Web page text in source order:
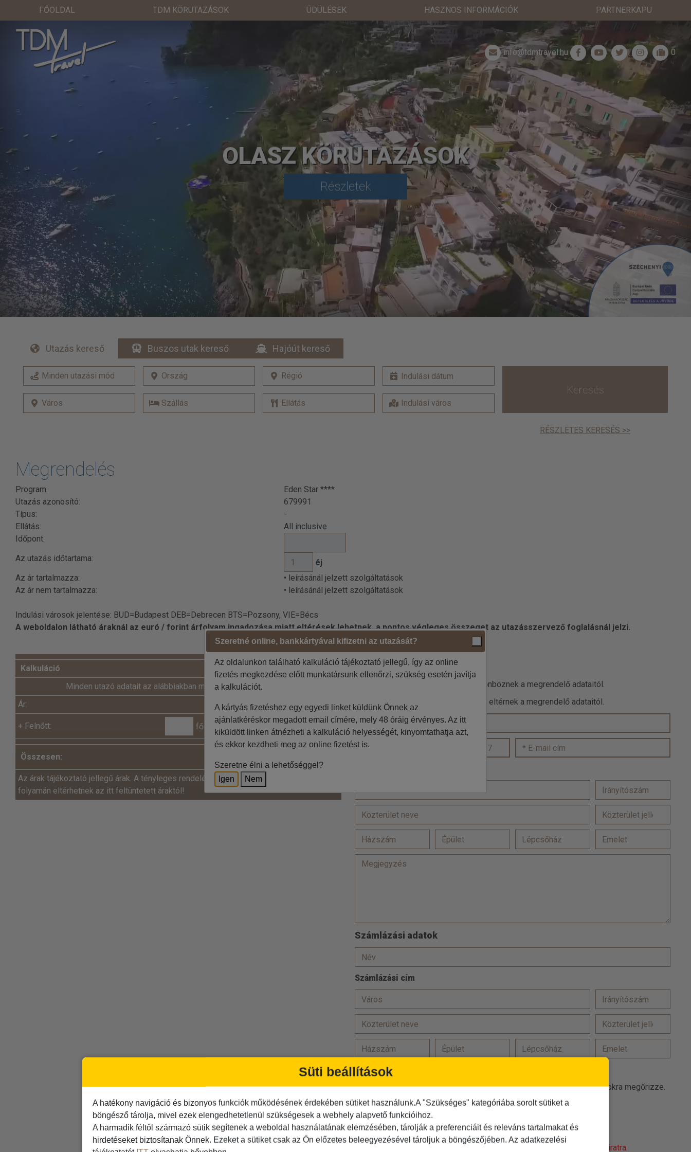
FŐOLDAL TDM KÖRUTAZÁSOK ÜDÜLÉSEK HASZNOS INFORMÁCIÓK PARTNERKAPU
info@tdmtravel.hu 0
OLASZ KÖRUTAZÁSOK
Részletek
Utazás kereső Buszos utak kereső Hajóút kereső
Keresés
RÉSZLETES KERESÉS >>
Megrendelés
Program:
Eden Star ****
Utazás azonosító:
679991
Típus:
-
Ellátás:
All inclusive
Időpont:
Az utazás időtartama:
éj
Az ár tartalmazza:
• leírásánál jelzett szolgáltatások
Az ár nem tartalmazza:
• leírásánál jelzett szolgáltatások
Indulási városok jelentése: BUD=Budapest DEB=Debrecen BTS=Pozsony, VIE=Bécs
A weboldalon látható áraknál az euró / forint árfolyam ingadozása miatt eltérések lehetnek, a pontos végleges összeget az utazásszervező foglalásnál jelzi.
Kalkuláció
Minden utazó adatait az alábbiakban megadni szíveskedjenek!
Ár:
+ Felnőtt: fő x =
Összesen:
Az árak tájékoztató jellegű árak. A tényleges rendelés és az irodával történő egyeztetés
folyamán eltérhetnek az itt feltüntetett áraktól!
Megrendelő adatai
Jelölje be, ha az 1. utas adatai különböznek a megrendelő adataitól.
Jelölje be, ha a számlázási adatok eltérnek a megrendelő adataitól.
Számlázási adatok
Számlázási cím
Törzsutas vagyok
Hozzájárulok, hogy adataimat a(z) TDM Utazási Iroda promóciós célokra megőrizze.
AzÁSZF-etelolvastam és elfogadom
Azadatvédelmi tájékoztatótelolvastam és elfogadom
Kérjük igazolja, hogy Ön nem robot! Kattintson a 'Nem vagyok robot' feliratra.
Süti beállítások
A hatékony navigáció és bizonyos funkciók működésének érdekében sütiket használunk.A "Szükséges" kategóriába sorolt sütiket a
böngésző tárolja, mivel ezek elengedhetetlenül szükségesek a webhely alapvető funkcióihoz.
A harmadik féltől származó sütik segítenek a weboldal használatának elemzésében, tárolják a preferenciáit és releváns tartalmakat és
hirdetéseket biztosítanak Önnek. Ezeket a sütiket csak az Ön előzetes beleegyezésével tároljuk a böngészőjében. Az adatkezelési
Szeretné online, bankkártyával kifizetni az utazását?
Az oldalunkon található kalkuláció tájékoztató jellegű, így az online
fizetés megkezdése előtt munkatársunk ellenőrzi, szükség esetén javítja
a kalkulációt.
A kártyás fizetéshez egy egyedi linket küldünk Önnek az
ajánlatkéréskor megadott email címére, mely 48 óráig érvényes. Az itt
kiküldött linken átnézheti a kalkuláció helyességét, kinyomtathatja azt,
és ekkor kezdheti meg az online fizetést is.
Szeretne élni a lehetőséggel?
Igen
Nem